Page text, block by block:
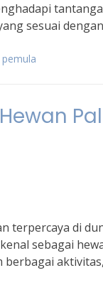
sesuai
terpercaya di
sebagai
berbagai